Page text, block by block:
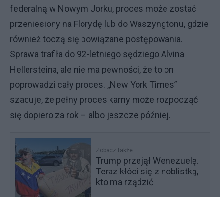
federalną w Nowym Jorku, proces może zostać
przeniesiony na Florydę lub do Waszyngtonu, gdzie
również toczą się powiązane postępowania.
Sprawa trafiła do 92-letniego sędziego Alvina
Hellersteina, ale nie ma pewności, że to on
poprowadzi cały proces. „New York Times”
szacuje, że pełny proces karny może rozpocząć
się dopiero za rok – albo jeszcze później.
Zobacz także
Trump przejął Wenezuelę.
Teraz kłóci się z noblistką,
kto ma rządzić